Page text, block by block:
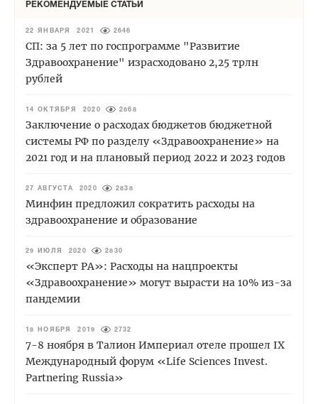
РЕКОМЕНДУЕМЫЕ СТАТЬИ
22 ЯНВАРЯ 2021 2646
СП: за 5 лет по госпрограмме "Развитие
Здравоохранение" израсходовано 2,25 трлн
рублей
14 ОКТЯБРЯ 2020 2868
Заключение о расходах бюджетов бюджетной
системы РФ по разделу «Здравоохранение» на
2021 год и на плановый период 2022 и 2023 годов
27 АВГУСТА 2020 2838
Минфин предложил сократить расходы на
здравоохранение и образование
29 ИЮЛЯ 2020 2830
«Эксперт РА»: Расходы на нацпроекты
«Здравоохранение» могут вырасти на 10% из-за
пандемии
18 НОЯБРЯ 2019 2732
7-8 ноября в Талион Империал отеле прошел IX
Международный форум «Life Sciences Invest.
Partnering Russia»